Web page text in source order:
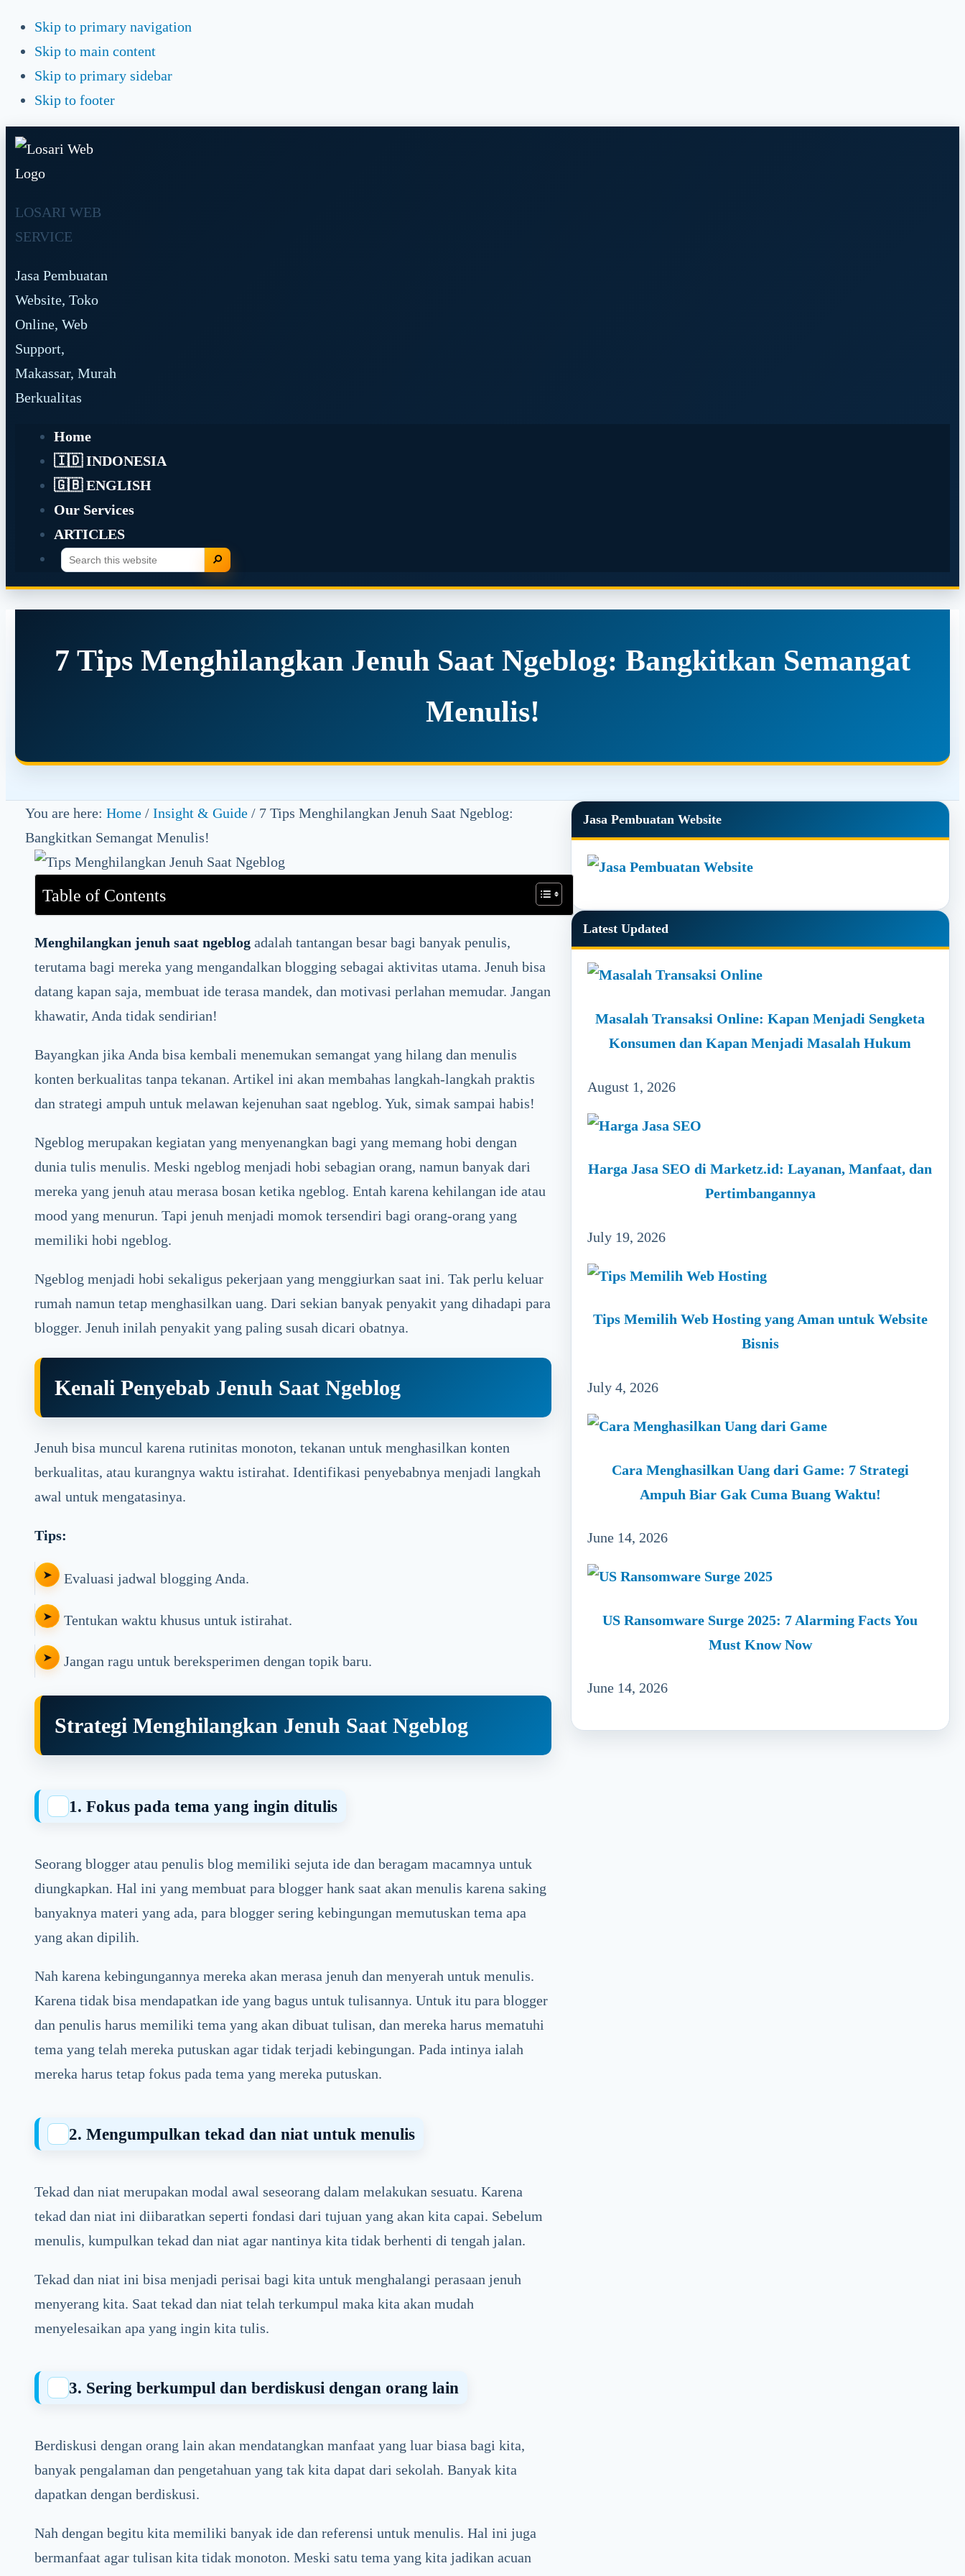
Skip to primary navigation
Skip to main content
Skip to primary sidebar
Skip to footer
LOSARI WEB
SERVICE
Jasa Pembuatan
Website, Toko
Online, Web
Support,
Makassar, Murah
Berkualitas
Home
🇮🇩 INDONESIA
🇬🇧 ENGLISH
Our Services
ARTICLES
Search
this
website
Search
7 Tips Menghilangkan Jenuh Saat Ngeblog: Bangkitkan Semangat
Menulis!
You are here: Home / Insight & Guide /7 Tips Menghilangkan Jenuh Saat Ngeblog:
Bangkitkan Semangat Menulis!
Table of Contents
Menghilangkan jenuh saat ngeblog adalah tantangan besar bagi banyak penulis,
terutama bagi mereka yang mengandalkan blogging sebagai aktivitas utama. Jenuh bisa
datang kapan saja, membuat ide terasa mandek, dan motivasi perlahan memudar. Jangan
khawatir, Anda tidak sendirian!
Bayangkan jika Anda bisa kembali menemukan semangat yang hilang dan menulis
konten berkualitas tanpa tekanan. Artikel ini akan membahas langkah-langkah praktis
dan strategi ampuh untuk melawan kejenuhan saat ngeblog. Yuk, simak sampai habis!
Ngeblog merupakan kegiatan yang menyenangkan bagi yang memang hobi dengan
dunia tulis menulis. Meski ngeblog menjadi hobi sebagian orang, namun banyak dari
mereka yang jenuh atau merasa bosan ketika ngeblog. Entah karena kehilangan ide atau
mood yang menurun. Tapi jenuh menjadi momok tersendiri bagi orang-orang yang
memiliki hobi ngeblog.
Ngeblog menjadi hobi sekaligus pekerjaan yang menggiurkan saat ini. Tak perlu keluar
rumah namun tetap menghasilkan uang. Dari sekian banyak penyakit yang dihadapi para
blogger. Jenuh inilah penyakit yang paling susah dicari obatnya.
Kenali Penyebab Jenuh Saat Ngeblog
Jenuh bisa muncul karena rutinitas monoton, tekanan untuk menghasilkan konten
berkualitas, atau kurangnya waktu istirahat. Identifikasi penyebabnya menjadi langkah
awal untuk mengatasinya.
Tips:
Evaluasi jadwal blogging Anda.
Tentukan waktu khusus untuk istirahat.
Jangan ragu untuk bereksperimen dengan topik baru.
Strategi Menghilangkan Jenuh Saat Ngeblog
1. Fokus pada tema yang ingin ditulis
Seorang blogger atau penulis blog memiliki sejuta ide dan beragam macamnya untuk
diungkapkan. Hal ini yang membuat para blogger hank saat akan menulis karena saking
banyaknya materi yang ada, para blogger sering kebingungan memutuskan tema apa
yang akan dipilih.
Nah karena kebingungannya mereka akan merasa jenuh dan menyerah untuk menulis.
Karena tidak bisa mendapatkan ide yang bagus untuk tulisannya. Untuk itu para blogger
dan penulis harus memiliki tema yang akan dibuat tulisan, dan mereka harus mematuhi
tema yang telah mereka putuskan agar tidak terjadi kebingungan. Pada intinya ialah
mereka harus tetap fokus pada tema yang mereka putuskan.
2. Mengumpulkan tekad dan niat untuk menulis
Tekad dan niat merupakan modal awal seseorang dalam melakukan sesuatu. Karena
tekad dan niat ini diibaratkan seperti fondasi dari tujuan yang akan kita capai. Sebelum
menulis, kumpulkan tekad dan niat agar nantinya kita tidak berhenti di tengah jalan.
Tekad dan niat ini bisa menjadi perisai bagi kita untuk menghalangi perasaan jenuh
menyerang kita. Saat tekad dan niat telah terkumpul maka kita akan mudah
menyelesaikan apa yang ingin kita tulis.
3. Sering berkumpul dan berdiskusi dengan orang lain
Berdiskusi dengan orang lain akan mendatangkan manfaat yang luar biasa bagi kita,
banyak pengalaman dan pengetahuan yang tak kita dapat dari sekolah. Banyak kita
dapatkan dengan berdiskusi.
Nah dengan begitu kita memiliki banyak ide dan referensi untuk menulis. Hal ini juga
bermanfaat agar tulisan kita tidak monoton. Meski satu tema yang kita jadikan acuan
Primary
Sidebar
Jasa Pembuatan Website
Latest Updated
Masalah Transaksi Online: Kapan Menjadi Sengketa
Konsumen dan Kapan Menjadi Masalah Hukum
August 1, 2026
Harga Jasa SEO di Marketz.id: Layanan, Manfaat, dan
Pertimbangannya
July 19, 2026
Tips Memilih Web Hosting yang Aman untuk Website
Bisnis
July 4, 2026
Cara Menghasilkan Uang dari Game: 7 Strategi
Ampuh Biar Gak Cuma Buang Waktu!
June 14, 2026
US Ransomware Surge 2025: 7 Alarming Facts You
Must Know Now
June 14, 2026